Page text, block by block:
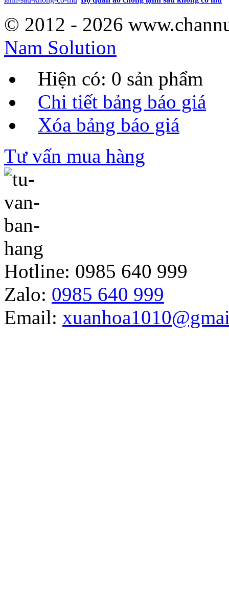
© 2012 - 2026
Nam Solution
Hiện có: 0 sản phẩm
Chi tiết bảng báo giá
Xóa bảng báo giá
Tư vấn mua hàng
Hotline: 0985 640 999
Zalo: 0985 640 999
Email: